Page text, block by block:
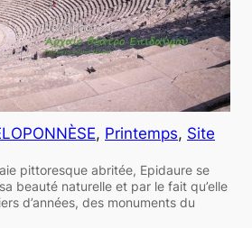
, Printemps, Site
pittoresque abritée, Epidaure se
beauté naturelle et par le fait qu’elle
d’années, des monuments du